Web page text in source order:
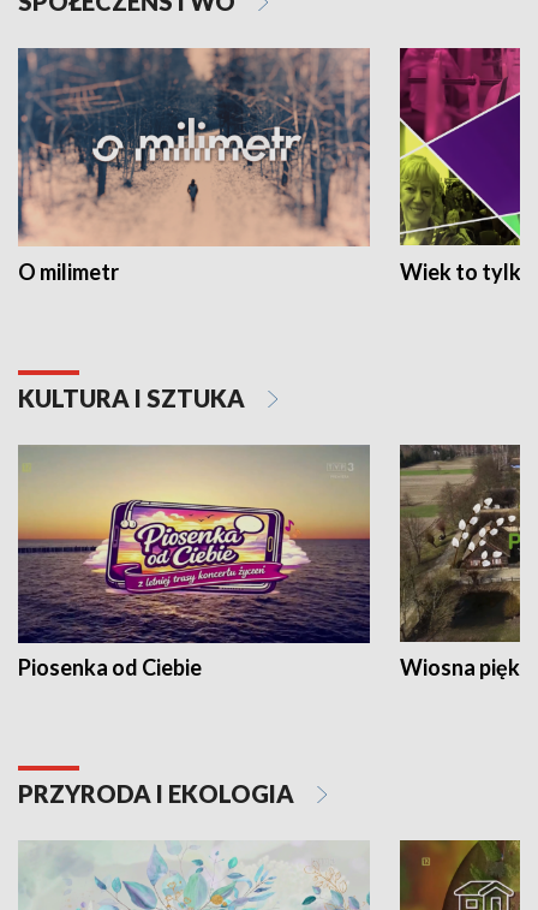
O milimetr Wiek to tylko
KULTURA I SZTUKA
Piosenka od Ciebie Wiosna
PRZYRODA I EKOLOGIA